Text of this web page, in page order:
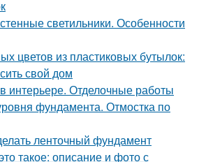
светильники. Особенности
цветов из пластиковых бутылок:
свой дом
интерьере. Отделочные работы
фундамента. Отмостка по
ленточный фундамент
такое: описание и фото с